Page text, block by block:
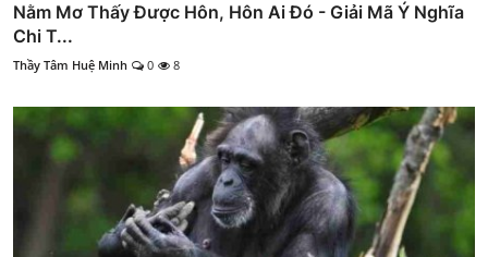
Nằm Mơ Thấy Được Hôn, Hôn Ai Đó - Giải Mã Ý Nghĩa
Chi T...
Thầy Tâm Huệ Minh 0 8